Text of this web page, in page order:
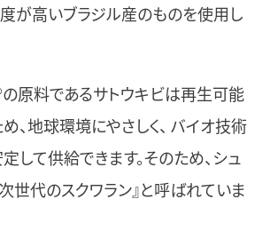
が高いブラジル産のものを使用し
の原料であるサトウキビは再生可能
、地球環境にやさしく、 バイオ技術
して供給できます。そのため、シュ
世代のスクワラン』と呼ばれていま